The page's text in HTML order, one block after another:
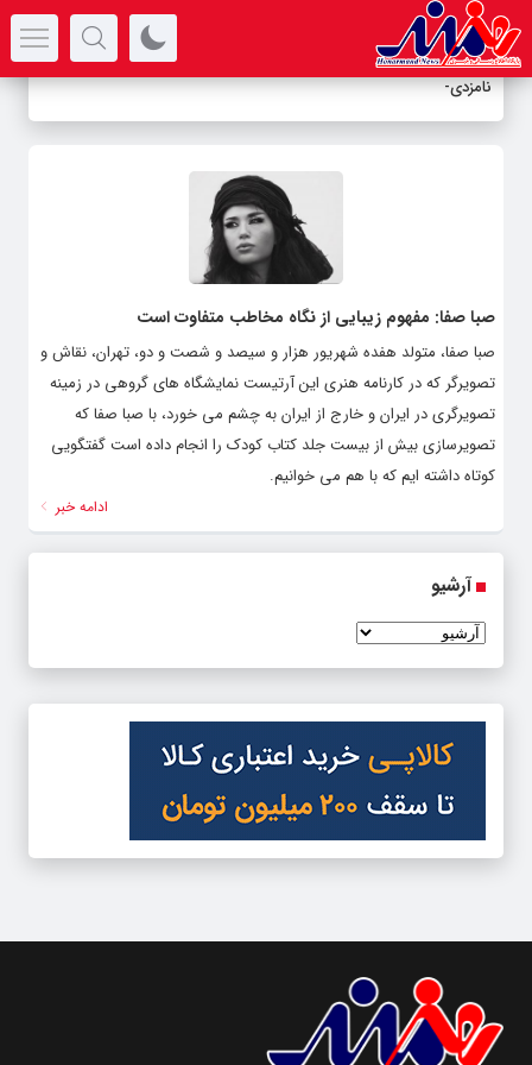
نامزدی ۲ -
صبا صفا: مفهوم زیبایی از نگاه مخاطب متفاوت است
صبا صفا، متولد هفده شهریور هزار و سیصد و شصت و دو، تهران، نقاش و
تصویرگر که در کارنامه هنری این آرتیست نمایشگاه های گروهی در زمینه
تصویرگری در ایران و خارج از ایران به چشم می خورد، با صبا صفا که
تصویرسازی بیش از بیست جلد کتاب کودک را انجام داده است گفتگویی
کوتاه داشته ایم که با هم می خوانیم.
ادامه خبر
آرشیو